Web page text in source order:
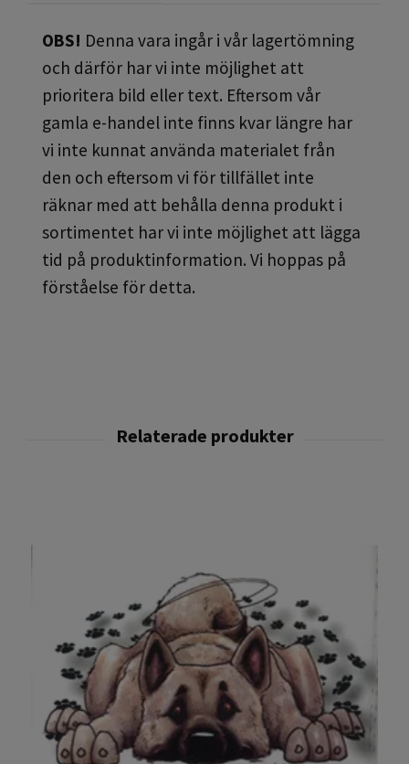
OBS! Denna vara ingår i vår lagertömning
och därför har vi inte möjlighet att
prioritera bild eller text. Eftersom vår
gamla e-handel inte finns kvar längre har
vi inte kunnat använda materialet från
den och eftersom vi för tillfället inte
räknar med att behålla denna produkt i
sortimentet har vi inte möjlighet att lägga
tid på produktinformation. Vi hoppas på
förståelse för detta.